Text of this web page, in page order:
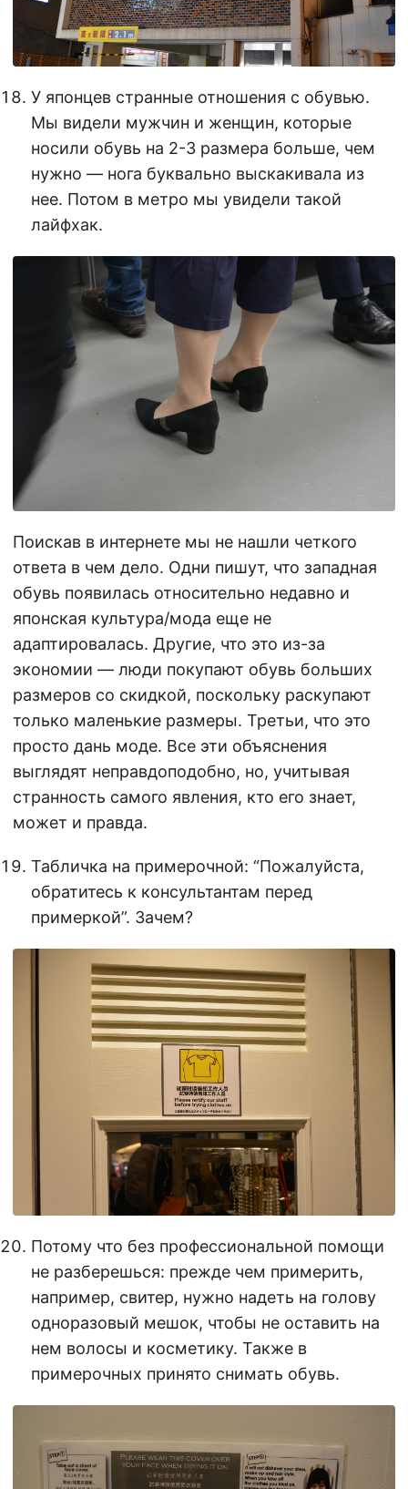
У японцев странные отношения с обувью.
Мы видели мужчин и женщин, которые
носили обувь на 2-3 размера больше, чем
нужно — нога буквально выскакивала из
нее. Потом в метро мы увидели такой
лайфхак.
Поискав в интернете мы не нашли четкого
ответа в чем дело. Одни пишут, что западная
обувь появилась относительно недавно и
японская культура/мода еще не
адаптировалась. Другие, что это из-за
экономии — люди покупают обувь больших
размеров со скидкой, поскольку раскупают
только маленькие размеры. Третьи, что это
просто дань моде. Все эти объяснения
выглядят неправдоподобно, но, учитывая
странность самого явления, кто его знает,
может и правда.
Табличка на примерочной: “Пожалуйста,
обратитесь к консультантам перед
примеркой”. Зачем?
Потому что без профессиональной помощи
не разберешься: прежде чем примерить,
например, свитер, нужно надеть на голову
одноразовый мешок, чтобы не оставить на
нем волосы и косметику. Также в
примерочных принято снимать обувь.